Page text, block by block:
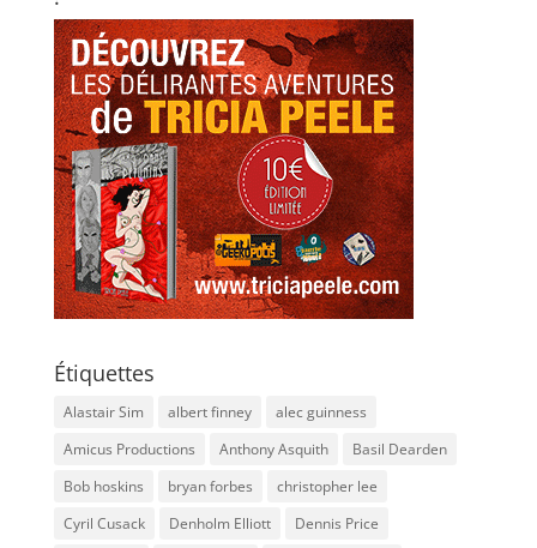
Étiquettes
Alastair Sim albert finney
alec guinness
Amicus Productions
Anthony Asquith
Basil Dearden
Bob hoskins
bryan forbes
christopher lee
Cyril Cusack
Denholm Elliott
Dennis Price